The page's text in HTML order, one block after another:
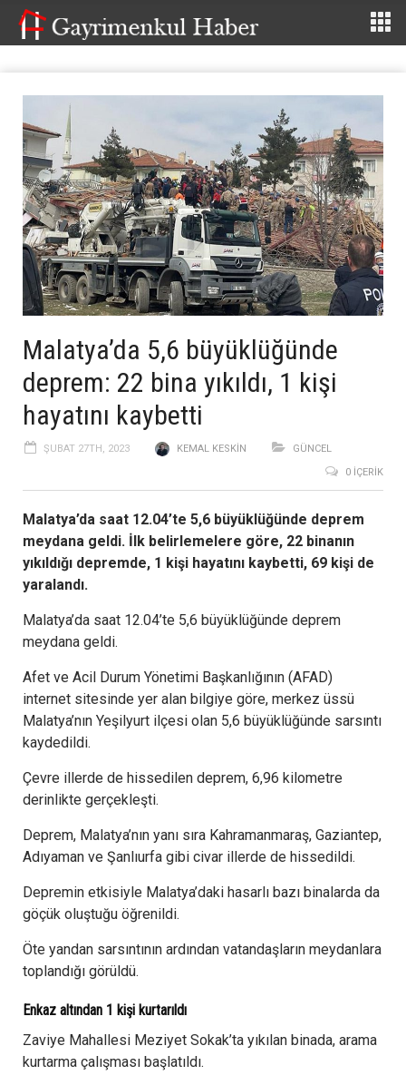
Malatya’da 5,6 büyüklüğünde
deprem: 22 bina yıkıldı, 1 kişi
hayatını kaybetti
ŞUBAT 27TH, 2023 KEMAL KESKIN
GÜNCEL
0 İÇERIK
Malatya’da saat 12.04’te 5,6 büyüklüğünde deprem
meydana geldi. İlk belirlemelere göre, 22 binanın
yıkıldığı depremde, 1 kişi hayatını kaybetti, 69 kişi de
yaralandı.
Malatya’da saat 12.04’te 5,6 büyüklüğünde deprem
meydana geldi.
Afet ve Acil Durum Yönetimi Başkanlığının (AFAD)
internet sitesinde yer alan bilgiye göre, merkez üssü
Malatya’nın Yeşilyurt ilçesi olan 5,6 büyüklüğünde sarsıntı
kaydedildi.
Çevre illerde de hissedilen deprem, 6,96 kilometre
derinlikte gerçekleşti.
Deprem, Malatya’nın yanı sıra Kahramanmaraş, Gaziantep,
Adıyaman ve Şanlıurfa gibi civar illerde de hissedildi.
Depremin etkisiyle Malatya’daki hasarlı bazı binalarda da
göçük oluştuğu öğrenildi.
Öte yandan sarsıntının ardından vatandaşların meydanlara
toplandığı görüldü.
Enkaz altından 1 kişi kurtarıldı
Zaviye Mahallesi Meziyet Sokak’ta yıkılan binada, arama
kurtarma çalışması başlatıldı.